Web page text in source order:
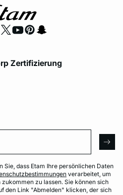
Zertifizierung
dass Etam Ihre persönlichen Daten
verarbeitet, um
zu lassen. Sie können sich
den Link "Abmelden" klicken, der sich